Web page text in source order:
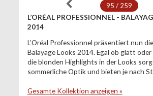
95 / 259
L’ORÉAL PROFESSIONNEL -
2014
L’Oréal Professionnel präsentiert nun
Balayage Looks 2014. Egal ob glatt
die blonden Highlights in der Looks
sommerliche Optik und bieten je nach St
Gesamte Kollektion anzeigen »